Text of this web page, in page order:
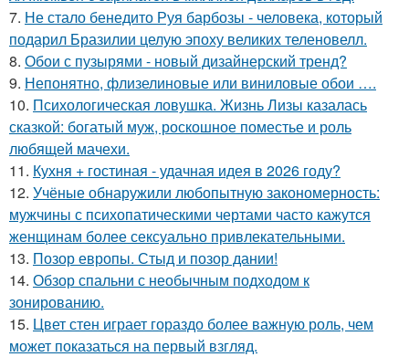
7. Не стало бенедито Руя барбозы - человека, который
подарил Бразилии целую эпоху великих теленовелл.
8. Обои с пузырями - новый дизайнерский тренд?
9. Непонятно, флизелиновые или виниловые обои ….
10. Психологическая ловушка. Жизнь Лизы казалась
сказкой: богатый муж, роскошное поместье и роль
любящей мачехи.
11. Кухня + гостиная - удачная идея в 2026 году?
12. Учёные обнаружили любопытную закономерность:
мужчины с психопатическими чертами часто кажутся
женщинам более сексуально привлекательными.
13. Позор европы. Стыд и позор дании!
14. Обзор спальни с необычным подходом к
зонированию.
15. Цвет стен играет гораздо более важную роль, чем
может показаться на первый взгляд.